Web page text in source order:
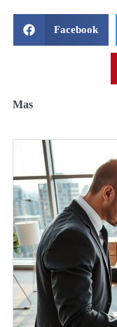
Facebook
Mas